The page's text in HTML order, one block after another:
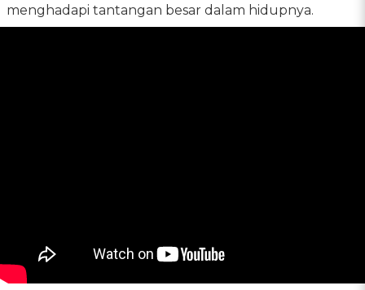
menghadapi tantangan besar dalam hidupnya.